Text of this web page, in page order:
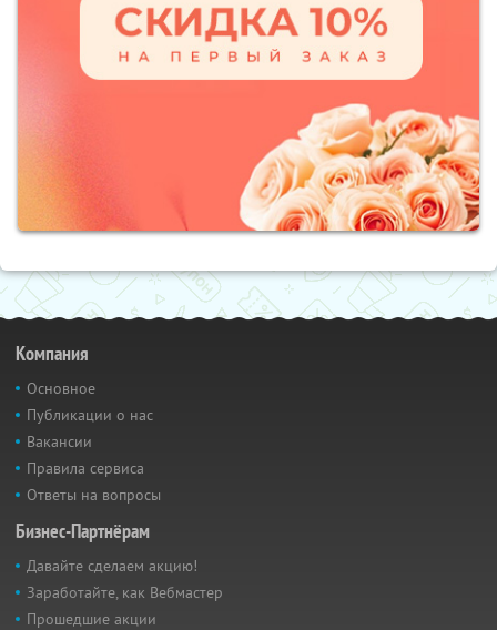
Компания
Основное
Публикации о нас
Вакансии
Правила сервиса
Ответы на вопросы
Бизнес-Партнёрам
Давайте сделаем акцию!
Заработайте, как Вебмастер
Прошедшие акции